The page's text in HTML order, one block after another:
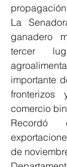
La
ganadero
tercer
importante
comercio
de